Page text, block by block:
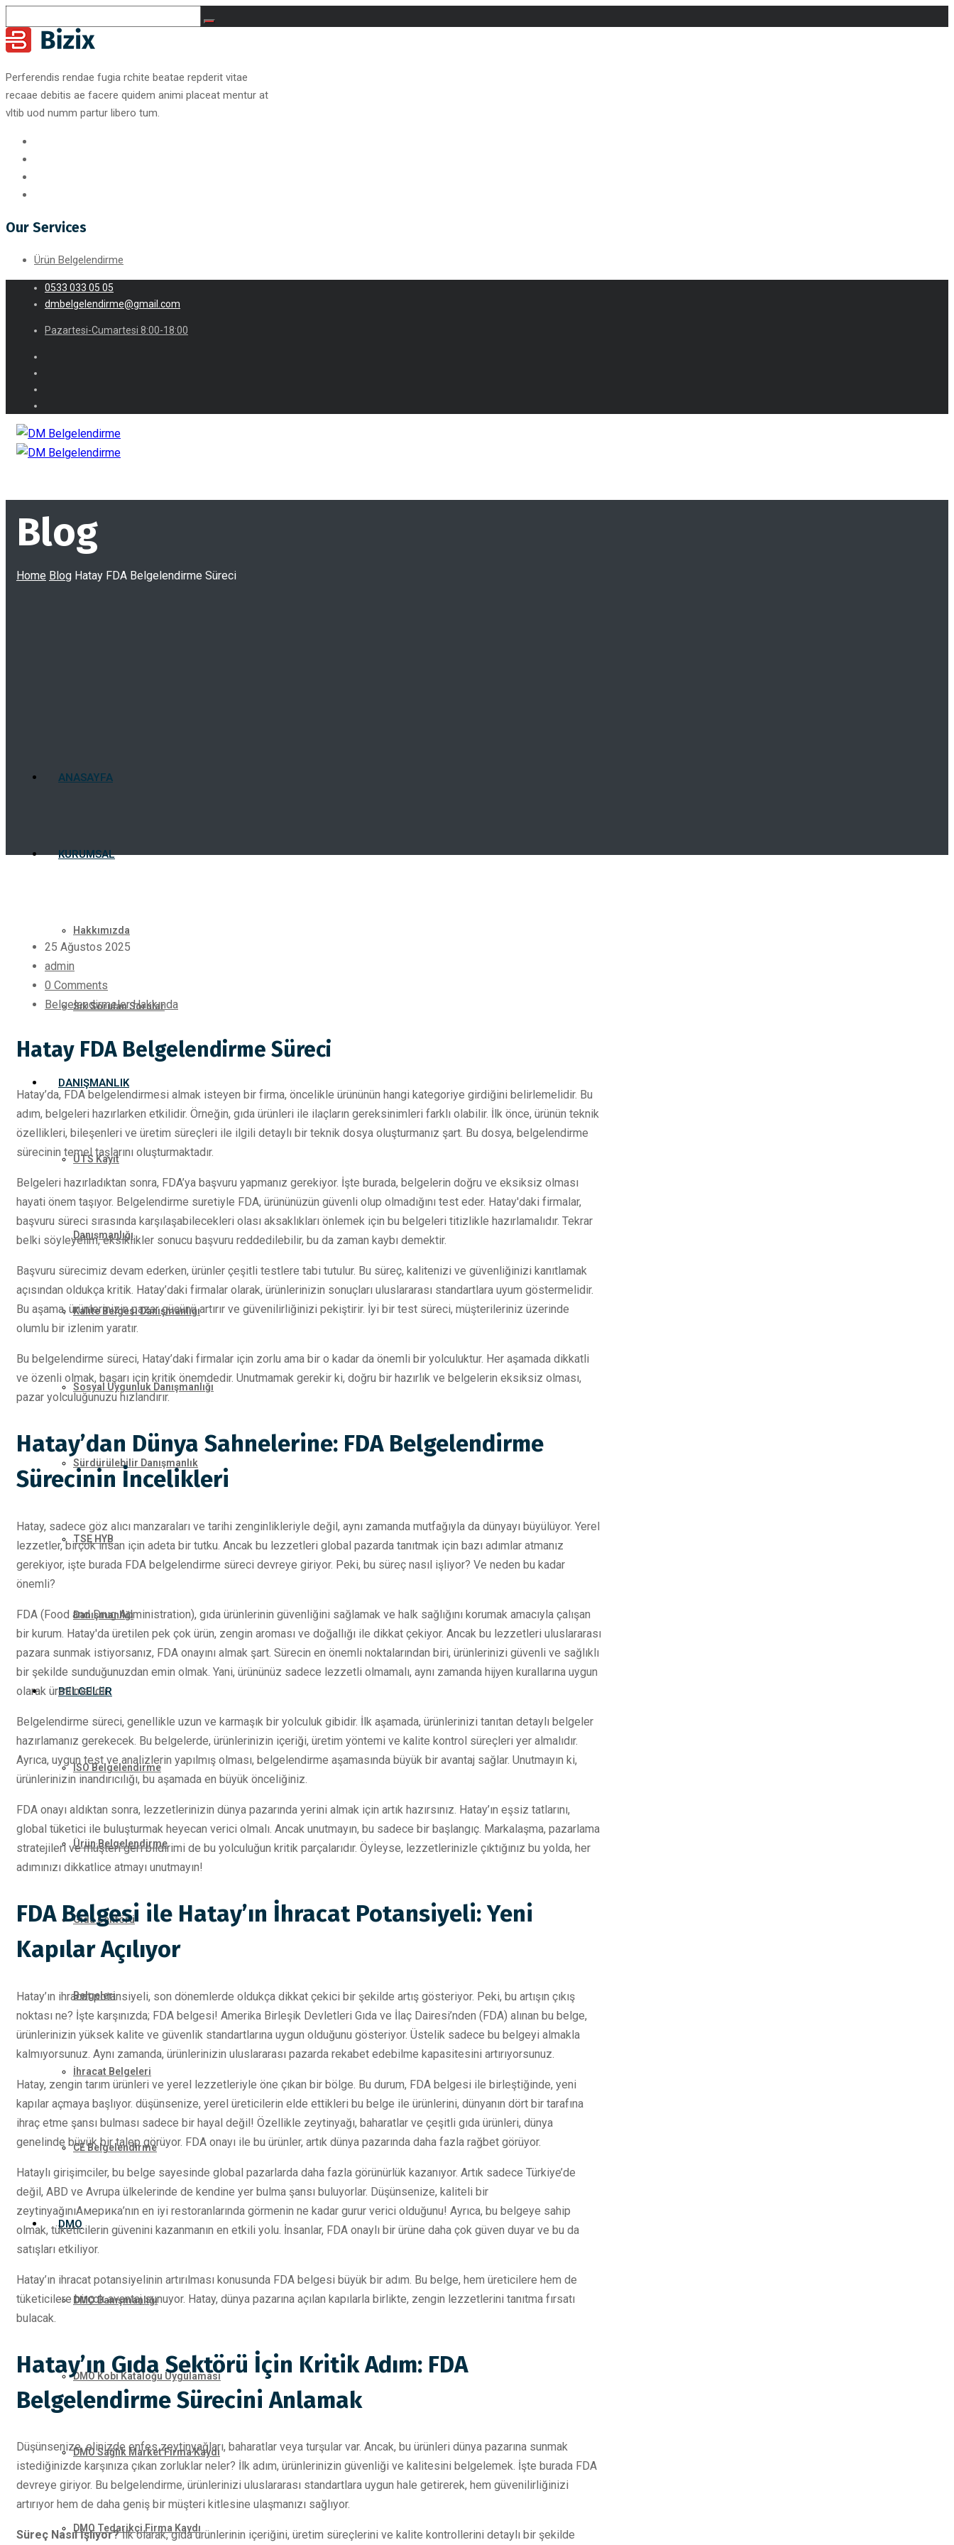
Perferendis rendae fugia rchite beatae repderit vitae
recaae debitis ae facere quidem animi placeat mentur at
vltib uod numm partur libero tum.
Our Services
Ürün Belgelendirme
0533 033 05 05
dmbelgelendirme@gmail.com
Pazartesi-Cumartesi 8:00-18:00
ANASAYFA
KURUMSAL
Hakkımızda
Sık Sorulan Sorular
DANIŞMANLIK
ÜTS Kayıt
Danışmanlığı
Kalite Belgesi Danışmanlığı
Sosyal Uygunluk Danışmanlığı
Sürdürülebilir Danışmanlık
TSE HYB
Danışmanlığı
BELGELER
ISO Belgelendirme
Ürün Belgelendirme
Gıda Sektörü
Belgeleri
İhracat Belgeleri
CE Belgelendirme
DMO
DMO Danışmanlığı
DMO Kobi Kataloğu Uygulaması
DMO Sağlık Market Firma Kaydı
DMO Tedarikçi Firma Kaydı
Blog
Home Blog Hatay FDA Belgelendirme Süreci
25 Ağustos 2025
admin
0 Comments
Belgelendirmeler Hakkında
Hatay FDA Belgelendirme Süreci
Hatay’da, FDA belgelendirmesi almak isteyen bir firma, öncelikle ürününün hangi kategoriye girdiğini belirlemelidir. Bu
adım, belgeleri hazırlarken etkilidir. Örneğin, gıda ürünleri ile ilaçların gereksinimleri farklı olabilir. İlk önce, ürünün teknik
özellikleri, bileşenleri ve üretim süreçleri ile ilgili detaylı bir teknik dosya oluşturmanız şart. Bu dosya, belgelendirme
sürecinin temel taşlarını oluşturmaktadır.
Belgeleri hazırladıktan sonra, FDA’ya başvuru yapmanız gerekiyor. İşte burada, belgelerin doğru ve eksiksiz olması
hayati önem taşıyor. Belgelendirme suretiyle FDA, ürününüzün güvenli olup olmadığını test eder. Hatay'daki firmalar,
başvuru süreci sırasında karşılaşabilecekleri olası aksaklıkları önlemek için bu belgeleri titizlikle hazırlamalıdır. Tekrar
belki söyleyelim, eksiklikler sonucu başvuru reddedilebilir, bu da zaman kaybı demektir.
Başvuru sürecimiz devam ederken, ürünler çeşitli testlere tabi tutulur. Bu süreç, kalitenizi ve güvenliğinizi kanıtlamak
açısından oldukça kritik. Hatay’daki firmalar olarak, ürünlerinizin sonuçları uluslararası standartlara uyum göstermelidir.
Bu aşama, ürünlerinizin pazar gücünü artırır ve güvenilirliğinizi pekiştirir. İyi bir test süreci, müşterileriniz üzerinde
olumlu bir izlenim yaratır.
Bu belgelendirme süreci, Hatay’daki firmalar için zorlu ama bir o kadar da önemli bir yolculuktur. Her aşamada dikkatli
ve özenli olmak, başarı için kritik önemdedir. Unutmamak gerekir ki, doğru bir hazırlık ve belgelerin eksiksiz olması,
pazar yolculuğunuzu hızlandırır.
Hatay’dan Dünya Sahnelerine: FDA Belgelendirme
Sürecinin İncelikleri
Hatay, sadece göz alıcı manzaraları ve tarihi zenginlikleriyle değil, aynı zamanda mutfağıyla da dünyayı büyülüyor. Yerel
lezzetler, birçok insan için adeta bir tutku. Ancak bu lezzetleri global pazarda tanıtmak için bazı adımlar atmanız
gerekiyor, işte burada FDA belgelendirme süreci devreye giriyor. Peki, bu süreç nasıl işliyor? Ve neden bu kadar
önemli?
FDA (Food and Drug Administration), gıda ürünlerinin güvenliğini sağlamak ve halk sağlığını korumak amacıyla çalışan
bir kurum. Hatay'da üretilen pek çok ürün, zengin aroması ve doğallığı ile dikkat çekiyor. Ancak bu lezzetleri uluslararası
pazara sunmak istiyorsanız, FDA onayını almak şart. Sürecin en önemli noktalarından biri, ürünlerinizi güvenli ve sağlıklı
bir şekilde sunduğunuzdan emin olmak. Yani, ürününüz sadece lezzetli olmamalı, aynı zamanda hijyen kurallarına uygun
olarak üretilmelidir.
Belgelendirme süreci, genellikle uzun ve karmaşık bir yolculuk gibidir. İlk aşamada, ürünlerinizi tanıtan detaylı belgeler
hazırlamanız gerekecek. Bu belgelerde, ürünlerinizin içeriği, üretim yöntemi ve kalite kontrol süreçleri yer almalıdır.
Ayrıca, uygun test ve analizlerin yapılmış olması, belgelendirme aşamasında büyük bir avantaj sağlar. Unutmayın ki,
ürünlerinizin inandırıcılığı, bu aşamada en büyük önceliğiniz.
FDA onayı aldıktan sonra, lezzetlerinizin dünya pazarında yerini almak için artık hazırsınız. Hatay’ın eşsiz tatlarını,
global tüketici ile buluşturmak heyecan verici olmalı. Ancak unutmayın, bu sadece bir başlangıç. Markalaşma, pazarlama
stratejileri ve müşteri geri bildirimi de bu yolculuğun kritik parçalarıdır. Öyleyse, lezzetlerinizle çıktığınız bu yolda, her
adımınızı dikkatlice atmayı unutmayın!
FDA Belgesi ile Hatay’ın İhracat Potansiyeli: Yeni
Kapılar Açılıyor
Hatay’ın ihracat potansiyeli, son dönemlerde oldukça dikkat çekici bir şekilde artış gösteriyor. Peki, bu artışın çıkış
noktası ne? İşte karşınızda; FDA belgesi! Amerika Birleşik Devletleri Gıda ve İlaç Dairesi’nden (FDA) alınan bu belge,
ürünlerinizin yüksek kalite ve güvenlik standartlarına uygun olduğunu gösteriyor. Üstelik sadece bu belgeyi almakla
kalmıyorsunuz. Aynı zamanda, ürünlerinizin uluslararası pazarda rekabet edebilme kapasitesini artırıyorsunuz.
Hatay, zengin tarım ürünleri ve yerel lezzetleriyle öne çıkan bir bölge. Bu durum, FDA belgesi ile birleştiğinde, yeni
kapılar açmaya başlıyor. düşünsenize, yerel üreticilerin elde ettikleri bu belge ile ürünlerini, dünyanın dört bir tarafına
ihraç etme şansı bulması sadece bir hayal değil! Özellikle zeytinyağı, baharatlar ve çeşitli gıda ürünleri, dünya
genelinde büyük bir talep görüyor. FDA onayı ile bu ürünler, artık dünya pazarında daha fazla rağbet görüyor.
Hataylı girişimciler, bu belge sayesinde global pazarlarda daha fazla görünürlük kazanıyor. Artık sadece Türkiye’de
değil, ABD ve Avrupa ülkelerinde de kendine yer bulma şansı buluyorlar. Düşünsenize, kaliteli bir
zeytinyağınıАмерика’nın en iyi restoranlarında görmenin ne kadar gurur verici olduğunu! Ayrıca, bu belgeye sahip
olmak, tüketicilerin güvenini kazanmanın en etkili yolu. İnsanlar, FDA onaylı bir ürüne daha çok güven duyar ve bu da
satışları etkiliyor.
Hatay’ın ihracat potansiyelinin artırılması konusunda FDA belgesi büyük bir adım. Bu belge, hem üreticilere hem de
tüketicilere birçok avantaj sunuyor. Hatay, dünya pazarına açılan kapılarla birlikte, zengin lezzetlerini tanıtma fırsatı
bulacak.
Hatay’ın Gıda Sektörü İçin Kritik Adım: FDA
Belgelendirme Sürecini Anlamak
Düşünsenize, elinizde enfes zeytinyağları, baharatlar veya turşular var. Ancak, bu ürünleri dünya pazarına sunmak
istediğinizde karşınıza çıkan zorluklar neler? İlk adım, ürünlerinizin güvenliği ve kalitesini belgelemek. İşte burada FDA
devreye giriyor. Bu belgelendirme, ürünlerinizi uluslararası standartlara uygun hale getirerek, hem güvenilirliğinizi
artırıyor hem de daha geniş bir müşteri kitlesine ulaşmanızı sağlıyor.
Süreç Nasıl İşliyor?İlk olarak, gıda ürünlerinin içeriğini, üretim süreçlerini ve kalite kontrollerini detaylı bir şekilde